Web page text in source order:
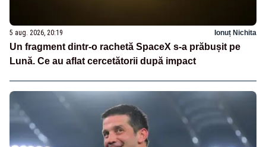
5 aug. 2026, 20:19 Ionuț Nichita
Un fragment dintr-o rachetă SpaceX s-a prăbușit pe
Lună. Ce au aflat cercetătorii după impact